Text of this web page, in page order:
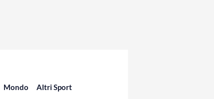
Mondo Altri Sport